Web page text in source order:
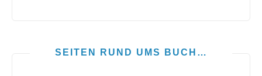
SEITEN RUND UMS BUCH…